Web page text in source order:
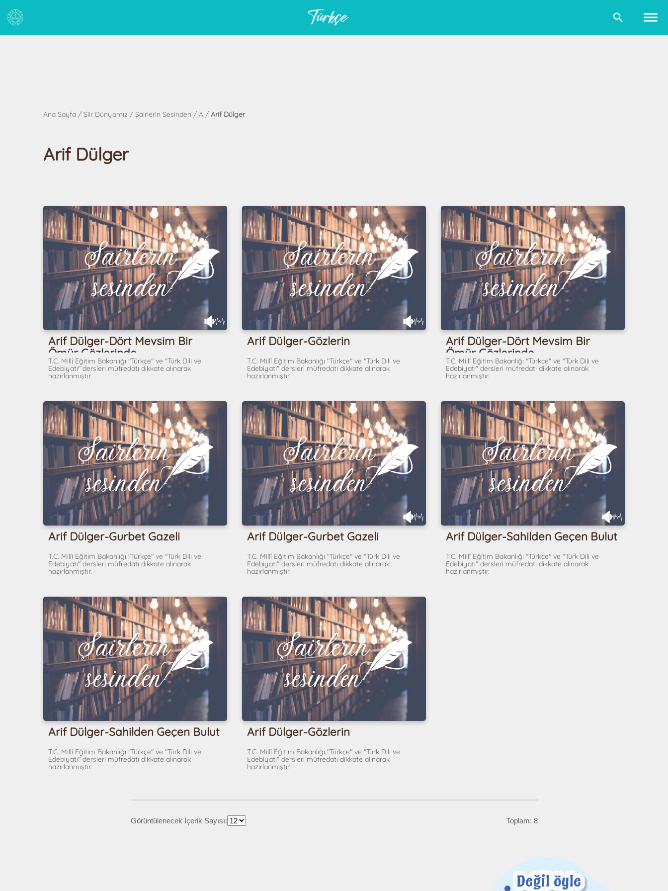
Ana Sayfa / Şiir Dünyamız / Şairlerin Sesinden / A / Arif Dülger
Arif Dülger
Arif Dülger-Dört Mevsim Bir
Ömür Gözlerinde
T.C. Millî Eğitim Bakanlığı "Türkçe" ve "Türk Dili ve
Edebiyatı" dersleri müfredatı dikkate alınarak
hazırlanmıştır.
Arif Dülger-Gözlerin
T.C. Millî Eğitim Bakanlığı "Türkçe" ve "Türk Dili ve
Edebiyatı" dersleri müfredatı dikkate alınarak
hazırlanmıştır.
Arif Dülger-Dört Mevsim Bir
Ömür Gözlerinde
T.C. Millî Eğitim Bakanlığı "Türkçe" ve "Türk Dili ve
Edebiyatı" dersleri müfredatı dikkate alınarak
hazırlanmıştır.
Arif Dülger-Gurbet Gazeli
T.C. Millî Eğitim Bakanlığı "Türkçe" ve "Türk Dili ve
Edebiyatı" dersleri müfredatı dikkate alınarak
hazırlanmıştır.
Arif Dülger-Gurbet Gazeli
T.C. Millî Eğitim Bakanlığı "Türkçe" ve "Türk Dili ve
Edebiyatı" dersleri müfredatı dikkate alınarak
hazırlanmıştır.
Arif Dülger-Sahilden Geçen Bulut
T.C. Millî Eğitim Bakanlığı "Türkçe" ve "Türk Dili ve
Edebiyatı" dersleri müfredatı dikkate alınarak
hazırlanmıştır.
Arif Dülger-Sahilden Geçen Bulut
T.C. Millî Eğitim Bakanlığı "Türkçe" ve "Türk Dili ve
Edebiyatı" dersleri müfredatı dikkate alınarak
hazırlanmıştır.
Arif Dülger-Gözlerin
T.C. Millî Eğitim Bakanlığı "Türkçe" ve "Türk Dili ve
Edebiyatı" dersleri müfredatı dikkate alınarak
hazırlanmıştır.
Toplam: 8
Görüntülenecek İçerik Sayısı: